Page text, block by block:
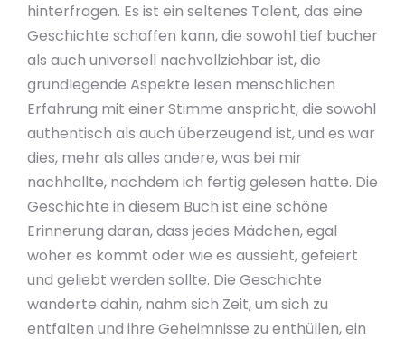
hinterfragen. Es ist ein seltenes Talent, das eine
Geschichte schaffen kann, die sowohl tief bucher
als auch universell nachvollziehbar ist, die
grundlegende Aspekte lesen menschlichen
Erfahrung mit einer Stimme anspricht, die sowohl
authentisch als auch überzeugend ist, und es war
dies, mehr als alles andere, was bei mir
nachhallte, nachdem ich fertig gelesen hatte. Die
Geschichte in diesem Buch ist eine schöne
Erinnerung daran, dass jedes Mädchen, egal
woher es kommt oder wie es aussieht, gefeiert
und geliebt werden sollte. Die Geschichte
wanderte dahin, nahm sich Zeit, um sich zu
entfalten und ihre Geheimnisse zu enthüllen, ein